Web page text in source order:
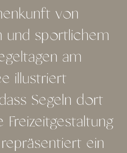
von
und sportlichem
am
illustriert
Segeln dort
Freizeitgestaltung
repräsentiert ein